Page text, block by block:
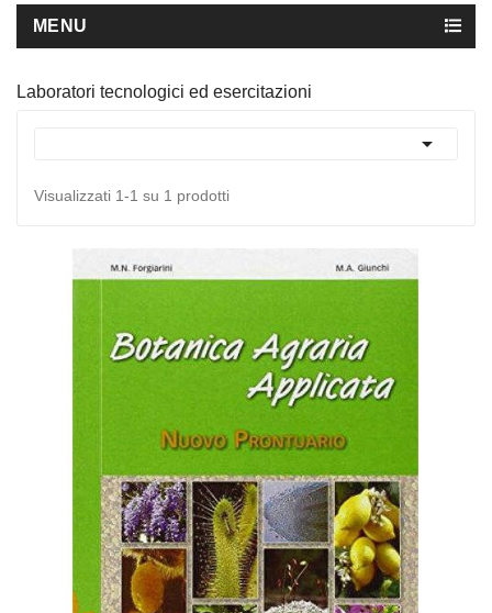
MENU
Laboratori tecnologici ed esercitazioni

Visualizzati 1-1 su 1 prodotti